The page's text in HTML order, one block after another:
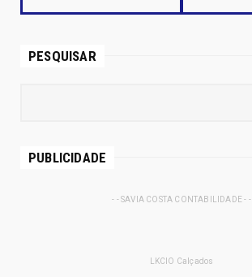
PESQUISAR
PUBLICIDADE
- - SAVIA COSTA CONTABILIDADE - -